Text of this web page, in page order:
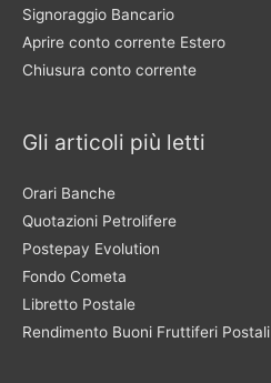
Signoraggio Bancario
Aprire conto corrente Estero
Chiusura conto corrente
Gli articoli più letti
Orari Banche
Quotazioni Petrolifere
Postepay Evolution
Fondo Cometa
Libretto Postale
Rendimento Buoni Fruttiferi Postali